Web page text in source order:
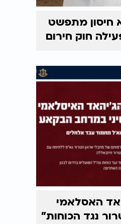
חיסון מתפשט
חוק חירום
האסלאמי
נגד הכוחות"